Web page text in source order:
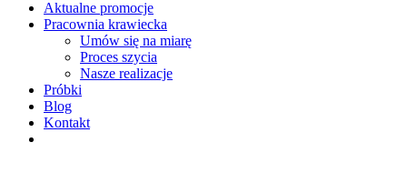
Aktualne promocje
Pracownia krawiecka
Umów się na miarę
Proces szycia
Nasze realizacje
Próbki
Blog
Kontakt